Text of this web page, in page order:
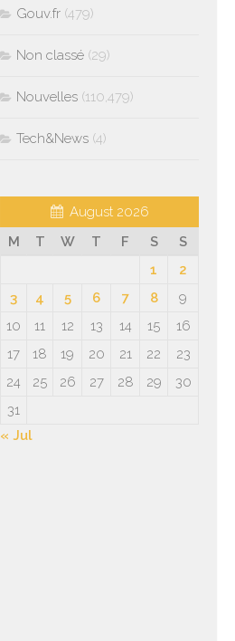
Gouv.fr (479)
Non classé (29)
Nouvelles (110,479)
Tech&News (4)
August 2026
M
T W T F S
S
1
2
3
4 5 6 7 8
9
10
11 12 13 14 15
16
17
18 19 20 21 22
23
24
25 26 27 28 29
30
31
« Jul